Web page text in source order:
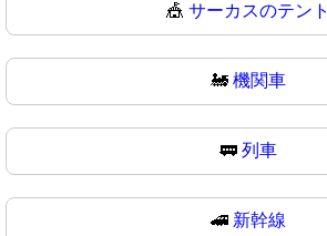
🎪 サーカスのテント
🚂 機関車
🚃 列車
🚄 新幹線